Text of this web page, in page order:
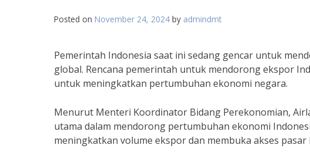
Posted on November 24, 2024 by admindmt
Pemerintah Indonesia saat ini sedang gencar untuk
global. Rencana pemerintah untuk mendorong ekspor
untuk meningkatkan pertumbuhan ekonomi negara.
Menurut Menteri Koordinator Bidang Perekonomian,
utama dalam mendorong pertumbuhan ekonomi
meningkatkan volume ekspor dan membuka akses